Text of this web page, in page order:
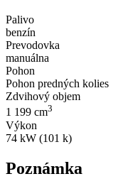
Palivo
benzín
Prevodovka
manuálna
Pohon
Pohon predných kolies
Zdvihový objem
1 199 cm3
Výkon
74 kW (101 k)
Poznámka